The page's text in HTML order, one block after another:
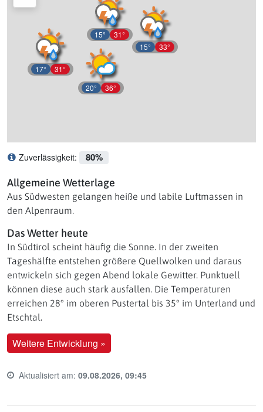
17° 31°
15° 31°
20° 36°
15° 33°
Zuverlässigkeit: 80%
Allgemeine Wetterlage
Aus Südwesten gelangen heiße und labile Luftmassen in
den Alpenraum.
Das Wetter heute
In Südtirol scheint häufig die Sonne. In der zweiten
Tageshälfte entstehen größere Quellwolken und daraus
entwickeln sich gegen Abend lokale Gewitter. Punktuell
können diese auch stark ausfallen. Die Temperaturen
erreichen 28° im oberen Pustertal bis 35° im Unterland und
Etschtal.
Weitere Entwicklung »
Last update time:
Aktualisiert am: 09.08.2026, 09:45